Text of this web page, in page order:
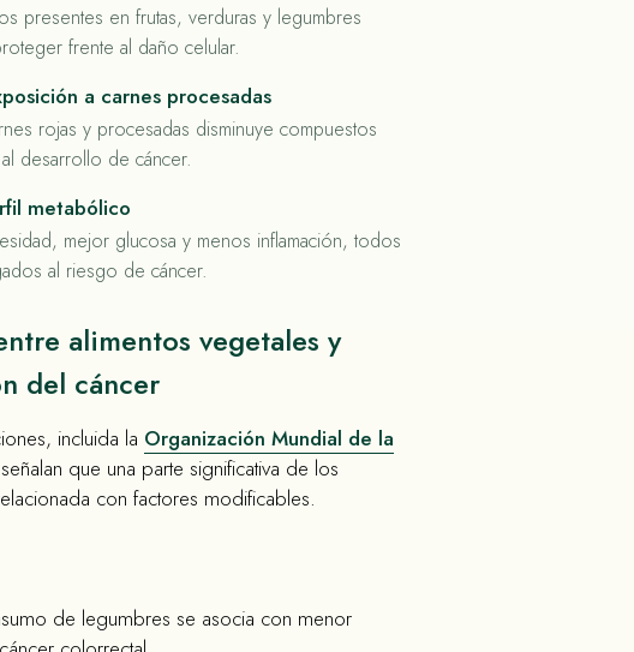
presentes en frutas, verduras y legumbres
frente al daño celular.
a carnes procesadas
rojas y procesadas disminuye compuestos
desarrollo de cáncer.
metabólico
mejor glucosa y menos inflamación, todos
al riesgo de cáncer.
alimentos vegetales y
del cáncer
incluida la Organización Mundial de la
que una parte significativa de los
con factores modificables.
de legumbres se asocia con menor